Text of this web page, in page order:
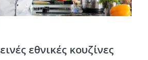
εθνικές κουζίνες